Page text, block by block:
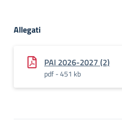
Allegati
PAI 2026-2027 (2)
pdf - 451 kb